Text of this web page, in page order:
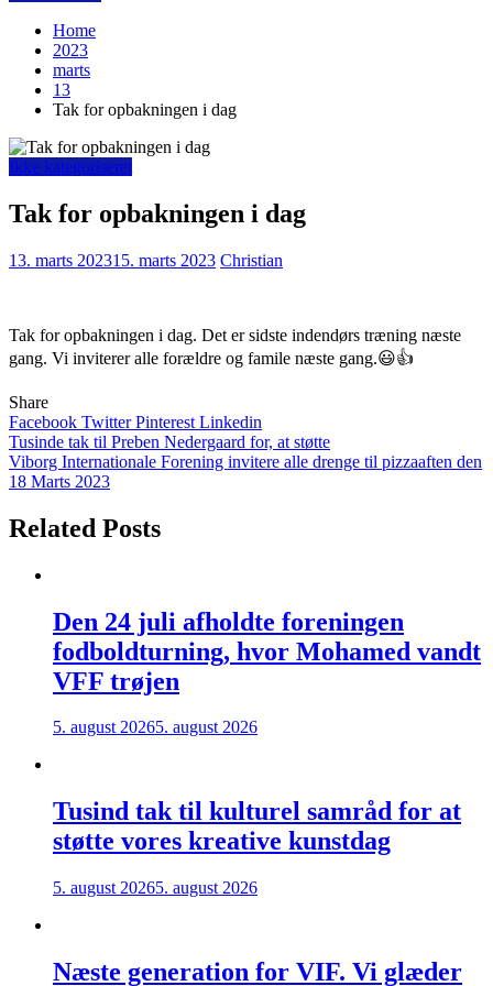
Home
2023
marts
13
Tak for opbakningen i dag
Ikke kategoriseret
Tak for opbakningen i dag
13. marts 202315. marts 2023 Christian
Tak for opbakningen i dag. Det er sidste indendørs træning næste
gang. Vi inviterer alle forældre og famile næste gang.😃👍
Share
Facebook TwitterPinterest Linkedin
Indlægsnavigation
Tusinde tak til Preben Nedergaard for, at støtte
Viborg Internationale Forening invitere alle drenge til pizzaaften den
18 Marts 2023
Related Posts
Den 24 juli afholdte foreningen
fodboldturning, hvor Mohamed vandt
VFF trøjen
5. august 20265. august 2026
Tusind tak til kulturel samråd for at
støtte vores kreative kunstdag
5. august 20265. august 2026
Næste generation for VIF. Vi glæder